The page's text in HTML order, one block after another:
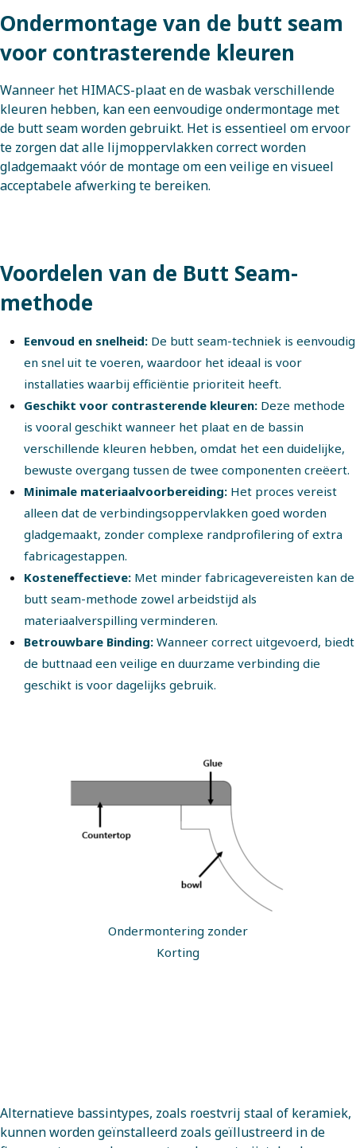
Ondermontage van de butt seam
voor contrasterende kleuren
Wanneer het HIMACS-plaat en de wasbak verschillende
kleuren hebben, kan een eenvoudige ondermontage met
de butt seam worden gebruikt. Het is essentieel om ervoor
te zorgen dat alle lijmoppervlakken correct worden
gladgemaakt vóór de montage om een veilige en visueel
acceptabele afwerking te bereiken.
Voordelen van de Butt Seam-
methode
Eenvoud en snelheid: De butt seam-techniek is eenvoudig
en snel uit te voeren, waardoor het ideaal is voor
installaties waarbij efficiëntie prioriteit heeft.
Geschikt voor contrasterende kleuren: Deze methode
is vooral geschikt wanneer het plaat en de bassin
verschillende kleuren hebben, omdat het een duidelijke,
bewuste overgang tussen de twee componenten creëert.
Minimale materiaalvoorbereiding: Het proces vereist
alleen dat de verbindingsoppervlakken goed worden
gladgemaakt, zonder complexe randprofilering of extra
fabricagestappen.
Kosteneffectieve: Met minder fabricagevereisten kan de
butt seam-methode zowel arbeidstijd als
materiaalverspilling verminderen.
Betrouwbare Binding: Wanneer correct uitgevoerd, biedt
de buttnaad een veilige en duurzame verbinding die
geschikt is voor dagelijks gebruik.
Ondermontering zonder
Korting
Alternatieve bassintypes, zoals roestvrij staal of keramiek,
kunnen worden geïnstalleerd zoals geïllustreerd in de